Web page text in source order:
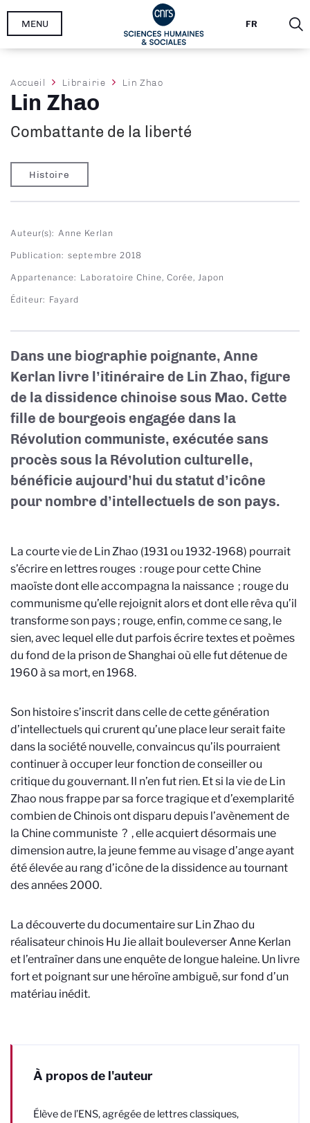
Aller
FR
MENU
Fil
d'Ariane
Accueil Librairie Lin Zhao
Lin Zhao
Combattante de la liberté
Histoire
Auteur(s) Anne Kerlan
Publication septembre 2018
Appartenance Laboratoire Chine, Corée, Japon
Éditeur Fayard
Dans une biographie poignante, Anne
Kerlan livre l’itinéraire de Lin Zhao, figure
de la dissidence chinoise sous Mao. Cette
fille de bourgeois engagée dans la
Révolution communiste, exécutée sans
procès sous la Révolution culturelle,
bénéficie aujourd’hui du statut d’icône
pour nombre d’intellectuels de son pays.
La courte vie de Lin Zhao (1931 ou 1932-1968) pourrait
s’écrire en lettres rouges : rouge pour cette Chine
maoïste dont elle accompagna la naissance ; rouge du
communisme qu’elle rejoignit alors et dont elle rêva qu’il
transforme son pays ; rouge, enfin, comme ce sang, le
sien, avec lequel elle dut parfois écrire textes et poèmes
du fond de la prison de Shanghai où elle fut détenue de
1960 à sa mort, en 1968.
Son histoire s’inscrit dans celle de cette génération
d’intellectuels qui crurent qu’une place leur serait faite
dans la société nouvelle, convaincus qu’ils pourraient
continuer à occuper leur fonction de conseiller ou
critique du gouvernant. Il n’en fut rien. Et si la vie de Lin
Zhao nous frappe par sa force tragique et d’exemplarité
combien de Chinois ont disparu depuis l’avènement de
la Chine communiste ? , elle acquiert désormais une
dimension autre, la jeune femme au visage d’ange ayant
été élevée au rang d’icône de la dissidence au tournant
des années 2000.
La découverte du documentaire sur Lin Zhao du
réalisateur chinois Hu Jie allait bouleverser Anne Kerlan
et l’entraîner dans une enquête de longue haleine. Un livre
fort et poignant sur une héroïne ambiguë, sur fond d’un
matériau inédit.
À propos de l'auteur
Élève de l’ENS, agrégée de lettres classiques,